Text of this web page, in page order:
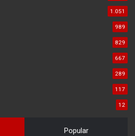
1.051
989
829
667
289
117
12
Popular